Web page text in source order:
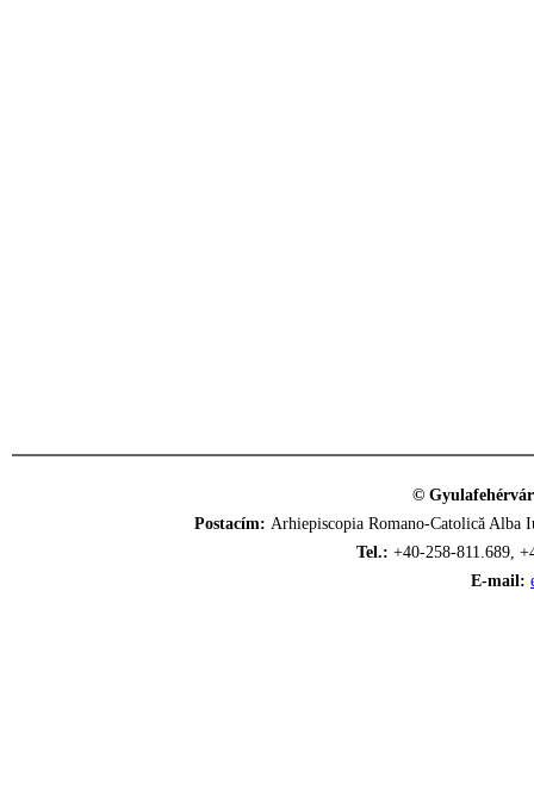
©
Postacím: Arhiepiscopia Romano-Catolică
Tel.: +40-258-811.689,
E-mail: